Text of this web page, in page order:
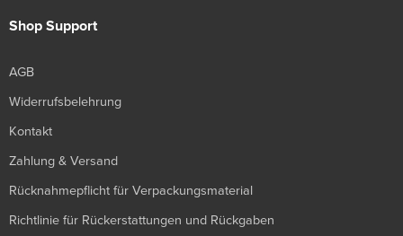
Shop Support
AGB
Widerrufsbelehrung
Kontakt
Zahlung & Versand
Rücknahmepflicht für Verpackungsmaterial
Richtlinie für Rückerstattungen und Rückgaben